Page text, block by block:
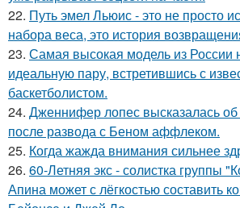
22. Путь эмел Льюис - это не просто
набора веса, это история
23. Самая высокая модель из
идеальную пару, встретившись с
баскетболистом.
24. Дженнифер лопес высказалась об
после развода с Беном аффлеком.
25. Когда жажда внимания сильнее
26. 60-Летняя экс - солистка группы
Апина может с лёгкостью составить